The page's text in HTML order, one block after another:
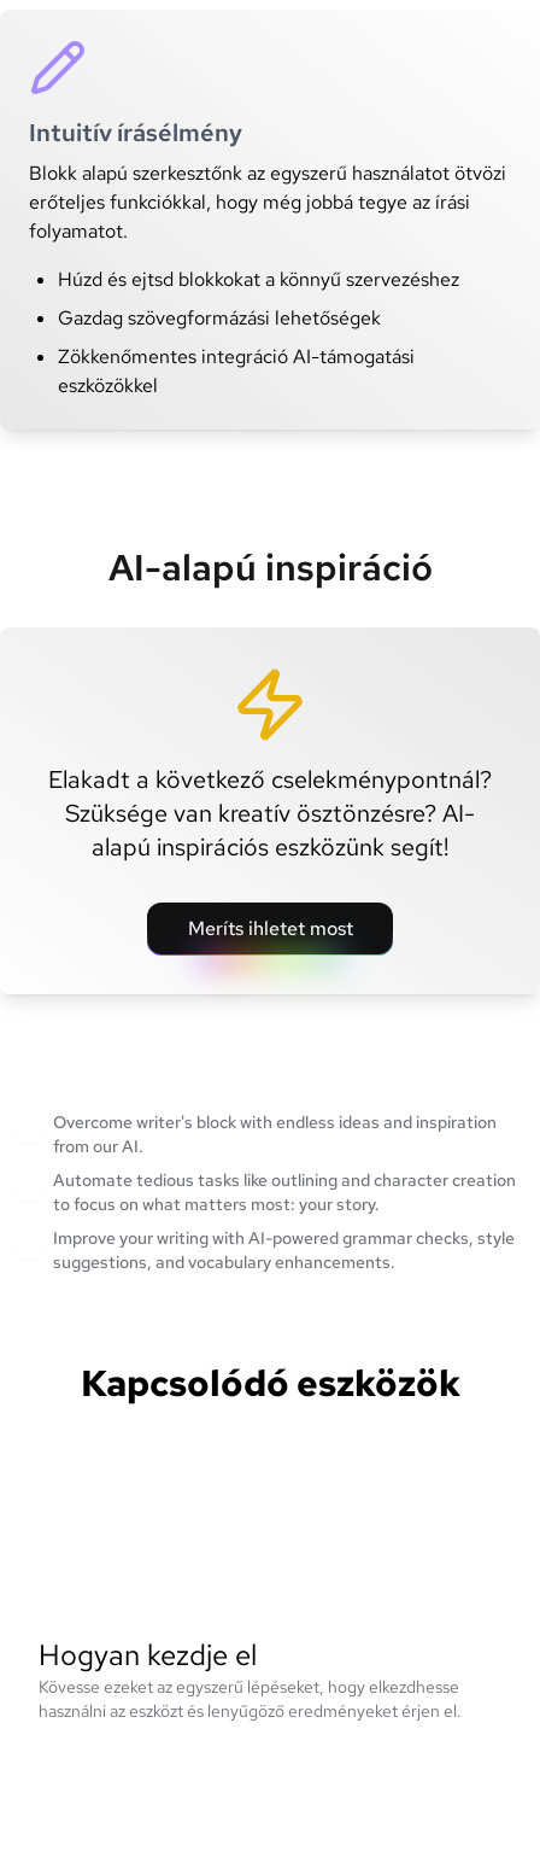
Intuitív írásélmény
Blokk alapú szerkesztőnk az egyszerű használatot ötvözi
erőteljes funkciókkal, hogy még jobbá tegye az írási
folyamatot.
Húzd és ejtsd blokkokat a könnyű szervezéshez
Gazdag szövegformázási lehetőségek
Zökkenőmentes integráció AI-támogatási
eszközökkel
AI-alapú inspiráció
Elakadt a következő cselekménypontnál?
Szüksége van kreatív ösztönzésre? AI-
alapú inspirációs eszközünk segít!
Meríts ihletet most
Overcome writer's block with endless ideas and inspiration
from our AI.
Automate tedious tasks like outlining and character creation
to focus on what matters most: your story.
Improve your writing with AI-powered grammar checks, style
suggestions, and vocabulary enhancements.
Kapcsolódó eszközök
Hogyan kezdje el
Kövesse ezeket az egyszerű lépéseket, hogy elkezdhesse
használni az eszközt és lenyűgöző eredményeket érjen el.